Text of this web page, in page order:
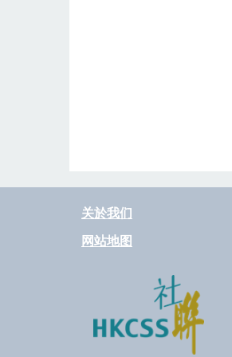
关於我们
网站地图